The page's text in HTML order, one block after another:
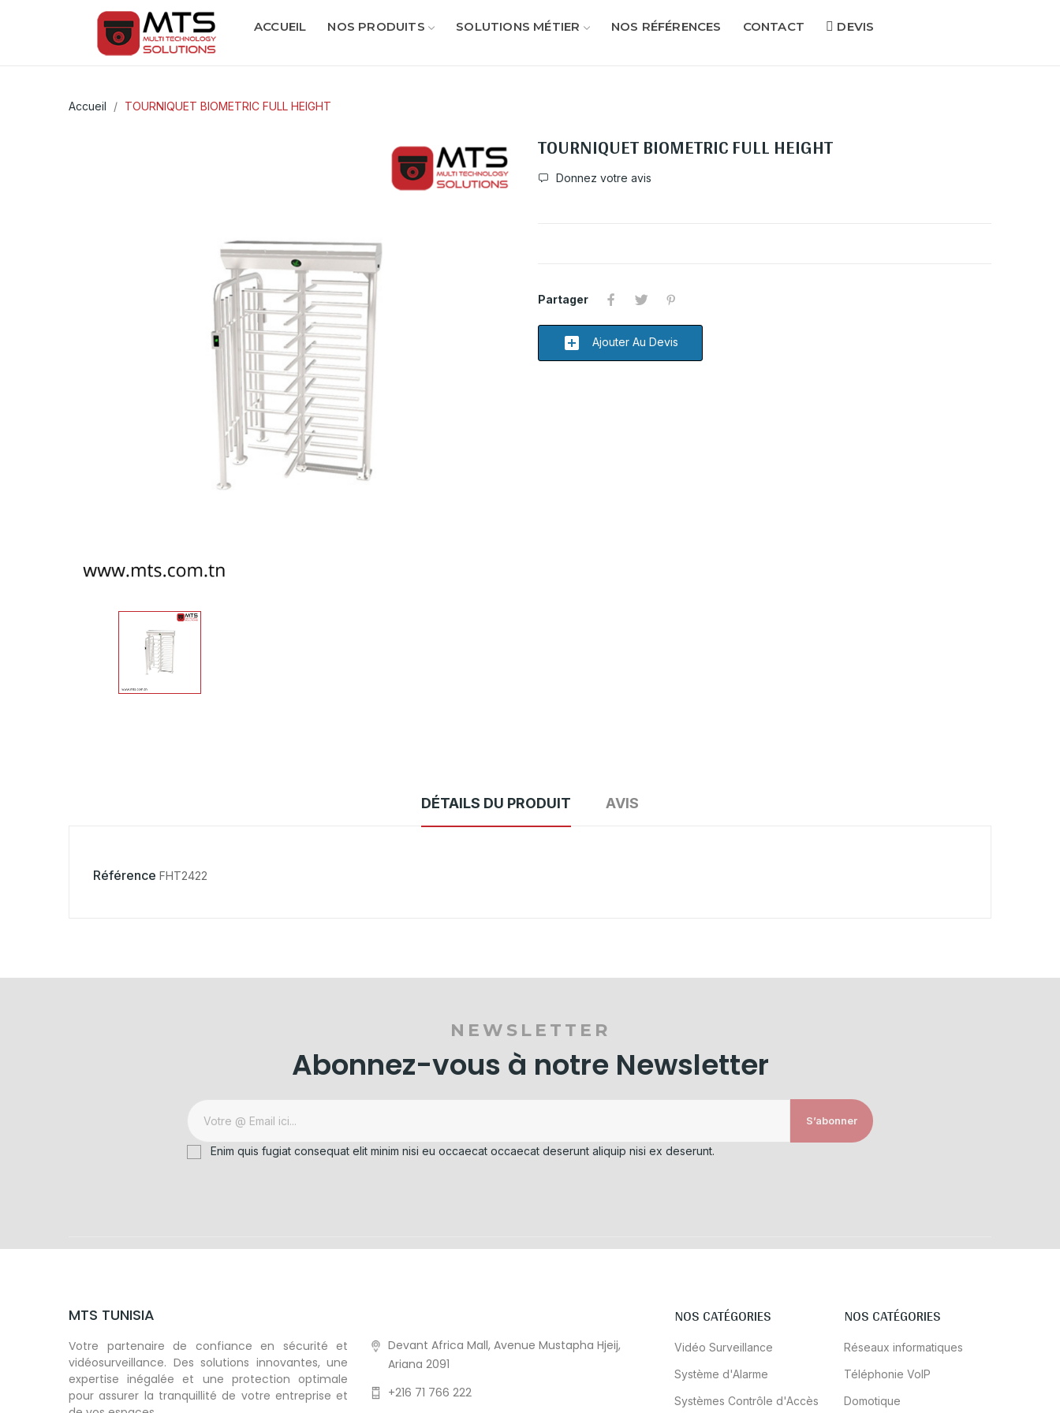
ACCUEIL NOS PRODUITS SOLUTIONS MÉTIER NOS RÉFÉRENCES CONTACT DEVIS
Accueil TOURNIQUET BIOMETRIC FULL HEIGHT
TOURNIQUET BIOMETRIC FULL HEIGHT
Donnez votre avis
Partager
add_box Ajouter Au Devis
DÉTAILS DU PRODUIT AVIS
Référence FHT2422
NEWSLETTER
Abonnez-vous à notre Newsletter
S’abonner
Enim quis fugiat consequat elit minim nisi eu occaecat occaecat deserunt aliquip nisi ex deserunt.
MTS TUNISIA
Votre partenaire de confiance en sécurité et
vidéosurveillance. Des solutions innovantes, une
expertise inégalée et une protection optimale
pour assurer la tranquillité de votre entreprise et
Devant Africa Mall, Avenue Mustapha Hjeij,
Ariana 2091
+216 71 766 222
NOS CATÉGORIES
Vidéo Surveillance
Système d'Alarme
Systèmes Contrôle d'Accès
NOS CATÉGORIES
Réseaux informatiques
Téléphonie VoIP
Domotique